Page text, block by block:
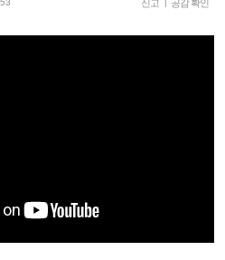
신고 공감 확인